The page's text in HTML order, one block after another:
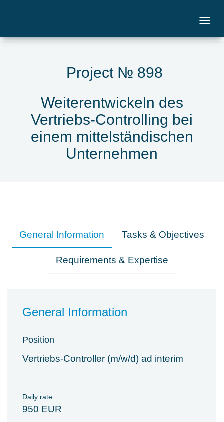
Project № 898
Weiterentwickeln des
Vertriebs-Controlling bei
einem mittelständischen
Unternehmen
General Information Tasks & Objectives
Requirements & Expertise
General Information
Position
Vertriebs-Controller (m/w/d) ad interim
Daily rate
950 EUR